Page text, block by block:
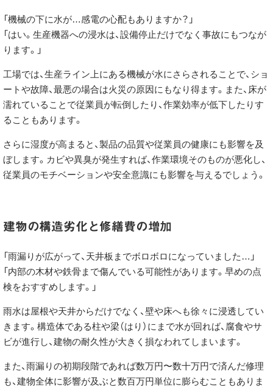
「機械の下に水が…感電の心配もありますか？」
「はい。生産機器への浸水は、設備停止だけでなく事故にもつなが
ります。」
工場では、生産ライン上にある機械が水にさらされることで、ショ
ートや故障、最悪の場合は火災の原因にもなり得ます。また、床が
濡れていることで従業員が転倒したり、作業効率が低下したりす
ることもあります。
さらに湿度が高まると、製品の品質や従業員の健康にも影響を及
ぼします。カビや異臭が発生すれば、作業環境そのものが悪化し、
従業員のモチベーションや安全意識にも影響を与えるでしょう。
建物の構造劣化と修繕費の増加
「雨漏りが広がって、天井板までボロボロになっていました…」
「内部の木材や鉄骨まで傷んでいる可能性があります。早めの点
検をおすすめします。」
雨水は屋根や天井からだけでなく、壁や床へも徐々に浸透してい
きます。構造体である柱や梁（はり）にまで水が回れば、腐食やサ
ビが進行し、建物の耐久性が大きく損なわれてしまいます。
また、雨漏りの初期段階であれば数万円〜数十万円で済んだ修理
も、建物全体に影響が及ぶと数百万円単位に膨らむこともありま